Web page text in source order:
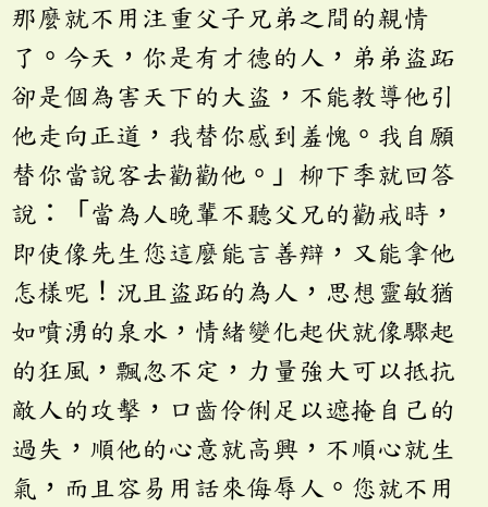
那麼就不用注重父子兄弟之間的親情
了。今天，你是有才德的人，弟弟盜跖
卻是個為害天下的大盜，不能教導他引
他走向正道，我替你感到羞愧。我自願
替你當說客去勸勸他。」柳下季就回答
說：「當為人晚輩不聽父兄的勸戒時，
即使像先生您這麼能言善辯，又能拿他
怎樣呢！況且盜跖的為人，思想靈敏猶
如噴湧的泉水，情緒變化起伏就像驟起
的狂風，飄忽不定，力量強大可以抵抗
敵人的攻擊，口齒伶俐足以遮掩自己的
過失，順他的心意就高興，不順心就生
氣，而且容易用話來侮辱人。您就不用